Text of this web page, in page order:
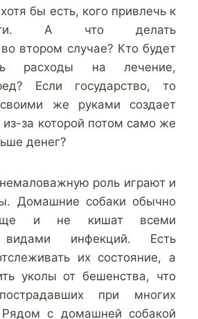
бы есть, кого привлечь к
А что делать
втором случае? Кто будет
расходы на лечение,
Если государство, то
же руками создает
за которой потом само же
денег?
роль играют и
Домашние собаки обычно
и не кишат всеми
инфекций. Есть
их состояние, а
уколы от бешенства, что
при многих
Рядом с домашней собакой